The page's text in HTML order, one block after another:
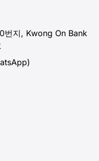
번지, Kwong On Bank